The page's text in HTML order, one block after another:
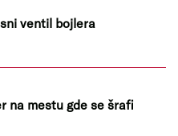
ventil bojlera
na mestu gde se šrafi